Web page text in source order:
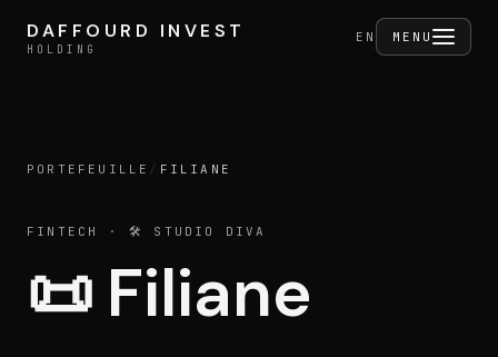
DAFFOURD INVEST
HOLDING
EN MENU
DAFFOURD INVEST
HOLDING
Portefeuille
PORTEFEUILLE / FILIANE
FINTECH · 🛠️ STUDIO DIVA
📜 Filiane